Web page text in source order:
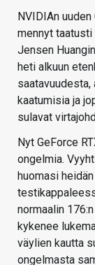
NVIDIAn
mennyt
Jensen
heti alkuun
kaatumisia ja
sulavat
Nyt GeForce
ongelmia.
huomasi
normaalin
kykenee
väylien kautta
ongelmasta